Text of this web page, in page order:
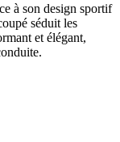
à son design sportif
séduit les
et élégant,